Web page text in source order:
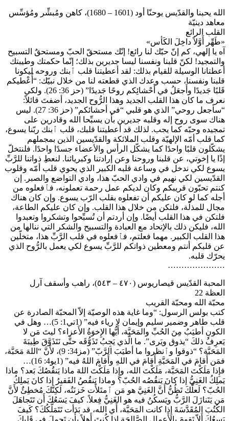
الله يحبنا والقدّيس يوحنّا أود (1601 – 1680)، كاهن ومُبشِّر ومُؤسِّس
معاهد دينيّة
القلب الرائع
«طَهِّر أَوَّلاً داخِلَ الكَأس»
آه يا إلهي، كم إنّ حبّك لنا رائع! إنّك مستحقّ الحبّ ومستحقٌ التسبيح
والتمجيد! لكنّ قلبنا ونفسنا ليسا جديرين بذلك؛ إنّما حكمتك وطيبتك
أعطتانا الوسيلة للقيام بذلك: لقد أعطيتنا قلب ٱبنك وروحه ليكونا
قلبنا ونفسنا، حسب وعدك الذي قطعته لنا من خلال نبيّك: “أُعْطيكم
قَلبًا جَديدًا وأَجعَلُ في أَحْشائِكم روحًا جَديدًا” (حز 36: 26). ولكي
نعرف ما كان هذا القلب الجديد وهذا الرُّوح الجديد، أضفتَ قائلاً:
“سأجعل روحي” الذي هو قلبي “في أحشائكم” (حز 36: 27). ليس
هناك سوى روح إله وقلبه جديرين بأن يسبِّحا الله وقادرين على
تمجيده وحبّه كما يجب. لذلك قد أعطيتنا قلبك، قلب ٱبنك ربّنا يسوع،
كما قلب أمّه الإلهيّة وقلب الملائكة والقدّيسين الذين بمجملهم
يشكّلون قلبًا واحدًا كما يشكّل الرأس والأعضاء جسدًا واحدًا. فلنتخلّ
إذًا يا إخوتي، عن قلبنا وروحنا وعن إرادتنا وكبريائنا. لنعطِ ذواتنا للرَّبِّ
يسوع لكي ندخل في وساعة قلبه الكبير الذي يحوي قلب أمّه وقلوب
القدّيسين لكي نهيم في وادي الحبّ هذا، وادي التواضع والصبر. إن
كنتم تحبّون قريبكم وكان لديكم عمل رحمة تعملونه، فٱفعلوه من
أجله كما لو كان عليكم أن تفعلوه بقلب الرّب يسوع. وإن كان هناك
مجال للمذلّة، فلتكن من خلال هذا القلب. وإن كان عليكم الطاعة،
فلتكن في هذا القلب أيضًا. وإن أردتم أن تُسبِّحوا وتشكروا وتعبدوا
الله، فليكن ذلك بالإتحاد مع العبادة والتسبيح والشكر التي ننالها من
هذا القلب الكبير. مهما فعلتم، فٱفعلوه في قلب الرَّبِّ هذا، متخلّين
عن قلبكم أنتم ومعطين ذواتكم للرَّبِّ يسوع لكي يعمل بالرُّوح الذي
يحرّك قلبه.
…………………
المحبة القدّيس قيصاريوس (٤٧٠ – ٥٤٣)، راهب وأسقف آرل
العظة 22
محبّة الله ومحبّة القريب
كتب بولس الرسول: “وما غاية هذه الوصيّة إلاّ المحبّة الصادرة عن
قلب طاهر وضمير سليم وإيمان لا رياء فيه” (1تي1: 5)… وهل في
الكونِ أطيَبُ مِنَ الحُبِّ والمَحَبَّة، أَيُّها الإِخوَةُ الأَعزاء؟ ليتَ مَن لا
يَعرِفُ ذلكَ “يذوق ويَرى”. ما الَّذي يَجِبُ تَذَوُّقَه حتَّى نَتَذَوَّقَ طِيبَةَ
المَحَبَّة؟ “ذوقوا وٱنظروا ما أطيَبَ الرَّبّ” (مز34: 9)، لأَنَّ “اللهَ مَحَبَّة،
فمَن أَقامَ في المَحَبَّةِ أَقامَ في اللهِ وأَقامَ اللهُ فيه” (1يو4: 16)…
فإِذا مَلَكْتَ المَحَبَّة، مَلَكْتَ الله، وإِذا مَلَكْتَ اللهَ ماذا يَنقُصُكَ بَعد؟ ماذا
يَملِكُ الغَنِيُّ إذا كانَ يَنقُصُه الحُبّ؟ وماذا يَنقُصُ الفَقيرُ إذا كانَ يَملِكُ
الحُبّ؟ لَعلَّكَ تَظُنُّ أَنَّ الغَنِيَّ هو مَن ٱمتَلأَت خَزنَتُه، لَكِنَّكَ مُخطِئٌ لأَنَّ
مَن يَتَنازَلَ الرَّبُّ ويَسكُنُ فيه هو الغَنِيُّ فِعلاً. كيفَ يَسَعُكَ أَن تَتَجاهَلَ
الكُتُبَ المُقَدَّسَةَ إِذا كانت المَحَبَّة، أَي الله، قد بَدَأت تَتَمَلَّكُكَ؟ كَيفَ